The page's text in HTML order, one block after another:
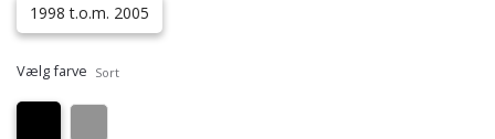
1998 t.o.m. 2005
Vælg farve Sort